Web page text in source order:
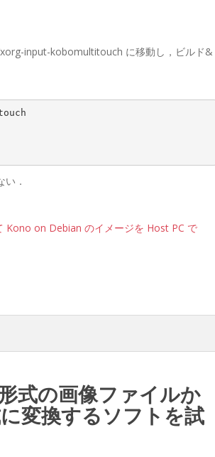
input-kobomultitouch に移動し，ビルド&
．
Kono on Debian のイメージを Host PC で
式の画像ファイルか
変換するソフトを試